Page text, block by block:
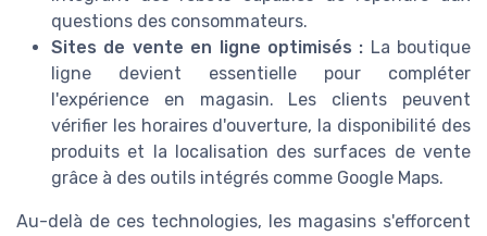
questions des consommateurs.
Sites de vente en ligne optimisés : La boutique
ligne devient essentielle pour compléter
l'expérience en magasin. Les clients peuvent
vérifier les horaires d'ouverture, la disponibilité des
produits et la localisation des surfaces de vente
grâce à des outils intégrés comme Google Maps.
Au-delà de ces technologies, les magasins s'efforcent